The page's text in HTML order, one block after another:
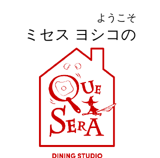
ようこそ
ミセス ヨシコの